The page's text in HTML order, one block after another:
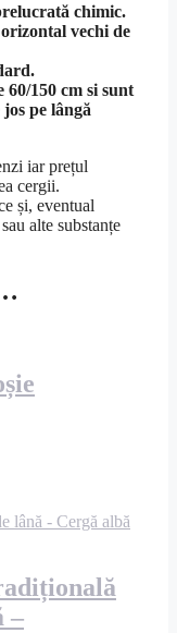
chimic.
vechi de
150 cm si sunt
pe lângă
iar prețul
cergii.
și, eventual
alte substanțe
–